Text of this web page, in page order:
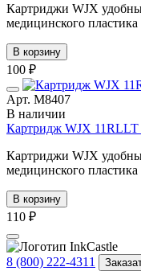
Картриджи WJX
медицинского
В корзину
100 ₽
Арт. М8407
В наличии
Картридж WJX 11RLLT
Картриджи WJX
медицинского
В корзину
110 ₽
8 (800) 222-4311